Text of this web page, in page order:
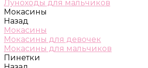
Луноходы для мальчиков
Мокасины
Назад
Мокасины
Мокасины для девочек
Мокасины для мальчиков
Пинетки